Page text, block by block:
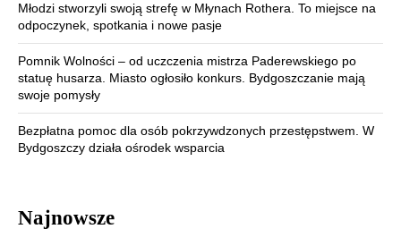
Młodzi stworzyli swoją strefę w Młynach Rothera. To miejsce na
odpoczynek, spotkania i nowe pasje
Pomnik Wolności – od uczczenia mistrza Paderewskiego po
statuę husarza. Miasto ogłosiło konkurs. Bydgoszczanie mają
swoje pomysły
Bezpłatna pomoc dla osób pokrzywdzonych przestępstwem. W
Bydgoszczy działa ośrodek wsparcia
Najnowsze